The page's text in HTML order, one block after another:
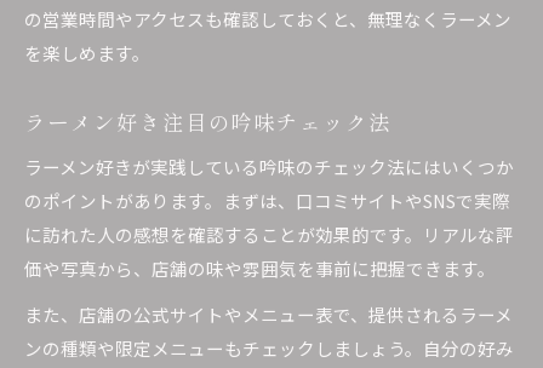
の営業時間やアクセスも確認しておくと、無理なくラーメン
を楽しめます。
ラーメン好き注目の吟味チェック法
ラーメン好きが実践している吟味のチェック法にはいくつか
のポイントがあります。まずは、口コミサイトやSNSで実際
に訪れた人の感想を確認することが効果的です。リアルな評
価や写真から、店舗の味や雰囲気を事前に把握できます。
また、店舗の公式サイトやメニュー表で、提供されるラーメ
ンの種類や限定メニューもチェックしましょう。自分の好み